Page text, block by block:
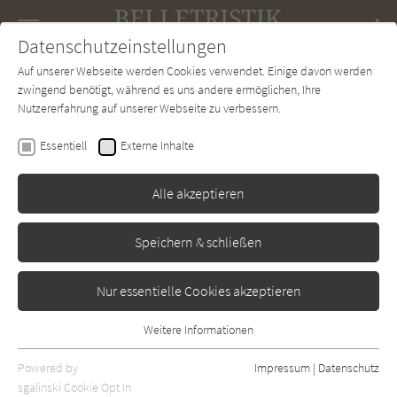
SUCHE Forum Charts Newsletter
Beth Morrey
Standard
Alle Kategorien anzeigen
Datenschutzeinstellungen
Auf unserer Webseite werden Cookies verwendet. Einige davon werden
zwingend benötigt, während es uns andere ermöglichen, Ihre
Nutzererfahrung auf unserer Webseite zu verbessern.
Essentiell Externe Inhalte
Alle akzeptieren
Speichern & schließen
Nur essentielle Cookies akzeptieren
Essentielle Cookies werden für grundlegende Funktionen der
Webseite benötigt. Dadurch ist gewährleistet, dass die Webseite
Weitere Informationen
Powered by
sgalinski Cookie Opt In
Impressum | Datenschutz